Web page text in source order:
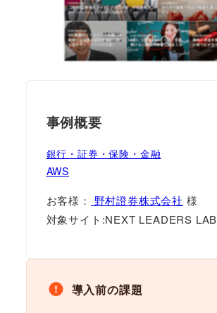
事例概要
銀行・証券・保険・金融
AWS
お客様： 野村證券株式会社 様
対象サイト:NEXT LEADERS LAB
導入前の課題